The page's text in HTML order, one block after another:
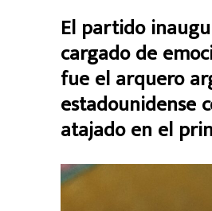
El partido
cargado de
fue el arquero
estadounidense
atajado en el